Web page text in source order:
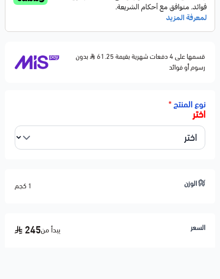
قسمها على 4 دفعات شهرية بقيمة 61.25
بدون
رسوم أو فوائد
نوع المنتج*
اختر
الوزن 1 كجم
السعر يبدأ من245